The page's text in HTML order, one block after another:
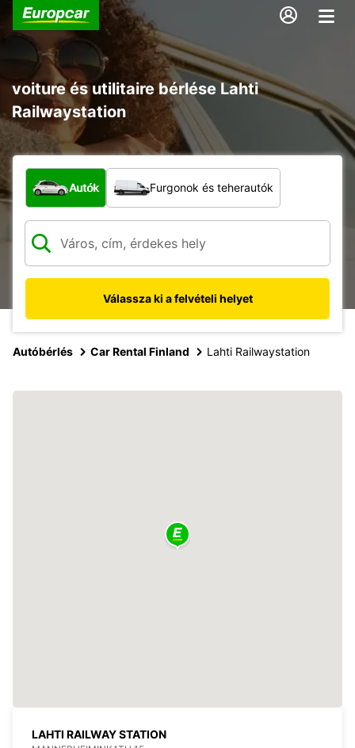
voiture és utilitaire bérlése Lahti
Railwaystation
Milyen típusú jármű?
Autók Furgonok és teherautók
Válassza ki a felvételi helyet
Autóbérlés Car Rental Finland Lahti Railwaystation
LAHTI RAILWAY STATION